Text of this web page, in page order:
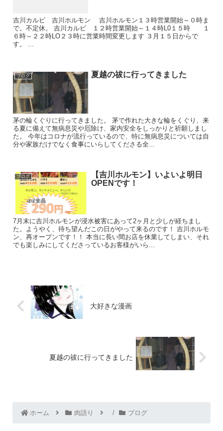
吉川カルビ 吉川ホルモン 吉川ホルモン１３時営業開始～０時ま
で。不定休。 吉川カルビ １２時営業開始～１４時L0１５時 １
６時～２２時LO２３時に営業時間変更します ３月１５日からで
す。 ...
ブログ 夏越の祓に行ってきました
茅の輪くぐりに行ってきました。 茅で作れた大きな輪をくぐり、来
る夏に備えて無病息災や厄除け、家内安全をしっかりと祈願しまし
た。 今年はコロナが流行っているので、特に無病息災については自
分や家族だけでなく食事にいらしてくださる全...
ブログ
【吉川ホルモン】いよいよ明日
OPENです！
7月末に吉川ホルモンが浸水被害にあって2ヶ月と少しが経ちまし
た。ようやく、待ち望んだこの日がやって来るのです！ 吉川ホルモ
ン、再オープンです！！ 本当に長い間お店を休業してしまい、それ
でも楽しみにしてくださっているお客様がいら...
大好きな漫画
夏越の祓に行ってきました
ホーム 肉語り ブログ